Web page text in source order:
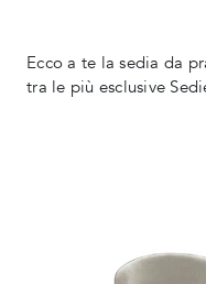
Ecco a te la sedia da
tra le più esclusive